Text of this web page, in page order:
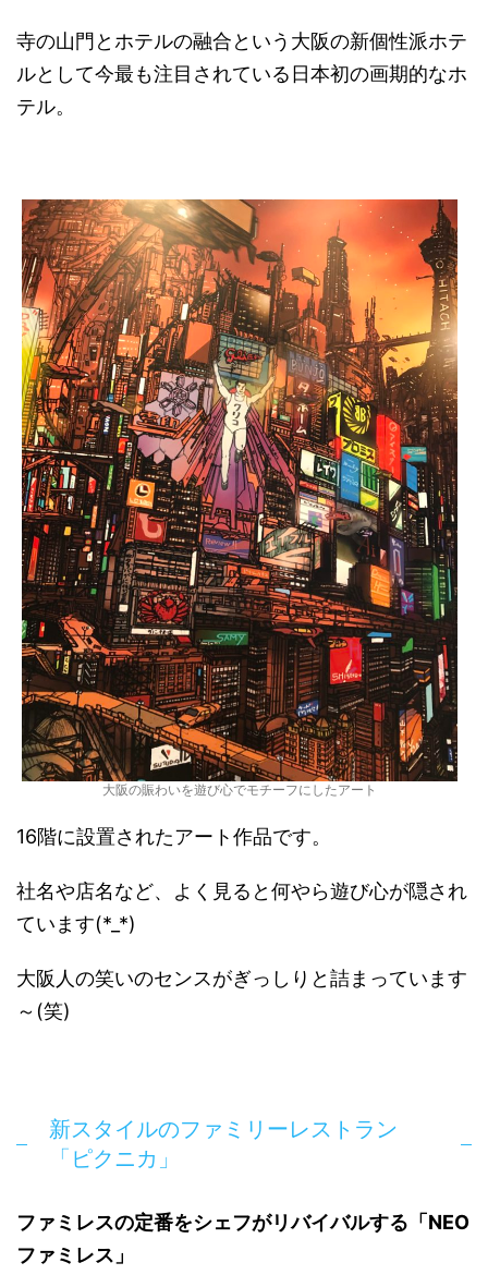
寺の山門とホテルの融合という大阪の新個性派ホテ
ルとして今最も注目されている日本初の画期的なホ
テル。
大阪の賑わいを遊び心でモチーフにしたアート
16階に設置されたアート作品です。
社名や店名など、よく見ると何やら遊び心が隠され
ています(*_*)
大阪人の笑いのセンスがぎっしりと詰まっています
～(笑)
新スタイルのファミリーレストラン
「ピクニカ」
ファミレスの定番をシェフがリバイバルする「NEO
ファミレス」